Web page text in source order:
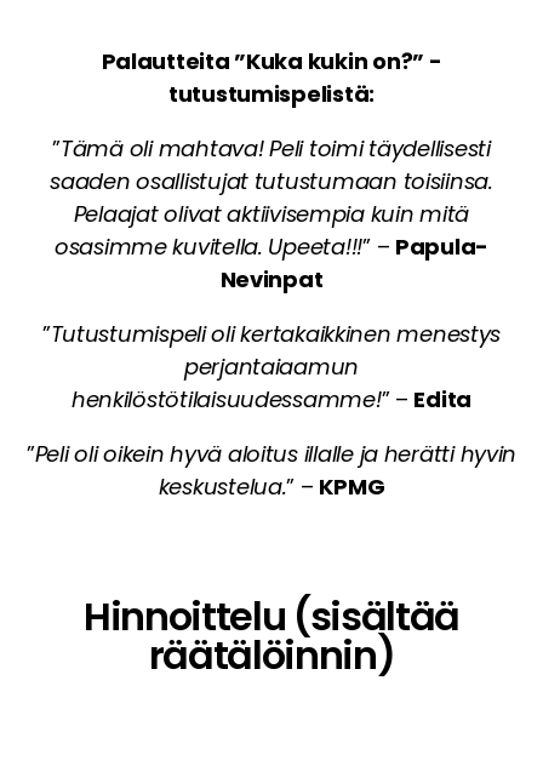
Palautteita ”Kuka kukin on?” -
tutustumispelistä:
”Tämä oli mahtava! Peli toimi täydellisesti
saaden osallistujat tutustumaan toisiinsa.
Pelaajat olivat aktiivisempia kuin mitä
osasimme kuvitella. Upeeta!!!” – Papula-
Nevinpat
”Tutustumispeli oli kertakaikkinen menestys
perjantaiaamun
henkilöstötilaisuudessamme!” – Edita
”Peli oli oikein hyvä aloitus illalle ja herätti hyvin
keskustelua.” – KPMG
Hinnoittelu (sisältää
räätälöinnin)